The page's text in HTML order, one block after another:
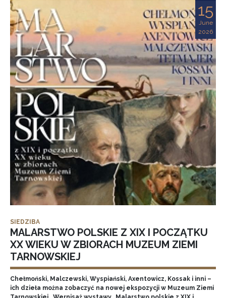
15
June
2026
SIEDZIBA
MALARSTWO POLSKIE Z XIX I POCZĄTKU
XX WIEKU W ZBIORACH MUZEUM ZIEMI
TARNOWSKIEJ
Chełmoński, Malczewski, Wyspiański, Axentowicz, Kossak i inni –
ich dzieła można zobaczyć na nowej ekspozycji w Muzeum Ziemi